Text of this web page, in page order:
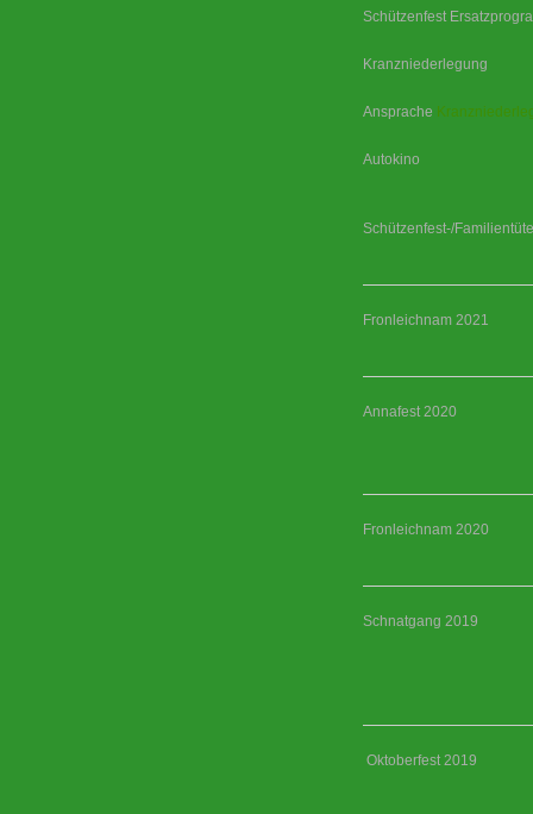
Schützenfest
Kranzniederlegung
Ansprache
Autokino
Schützenfest-/
Fronleichnam 2021
Annafest 2020
Fronleichnam 2020
Schnatgang 2019
Oktoberfest 2019